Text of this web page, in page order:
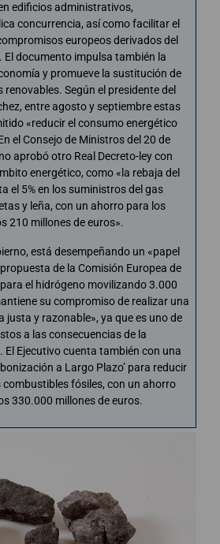
edificios administrativos,
concurrencia, así como facilitar el
europeos derivados del
El documento impulsa también la
y promueve la sustitución de
Según el presidente del
entre agosto y septiembre estas
«reducir el consumo energético
el Consejo de Ministros del 20 de
aprobó otro Real Decreto-ley con
energético, como «la rebaja del
el 5% en los suministros del gas
y leña, con un ahorro para los
210 millones de euros».
está desempeñando un «papel
de la Comisión Europea de
el hidrógeno movilizando 3.000
su compromiso de realizar una
justa y razonable», ya que es uno de
a las consecuencias de la
El Ejecutivo cuenta también con una
a Largo Plazo’ para reducir
combustibles fósiles, con un ahorro
330.000 millones de euros.